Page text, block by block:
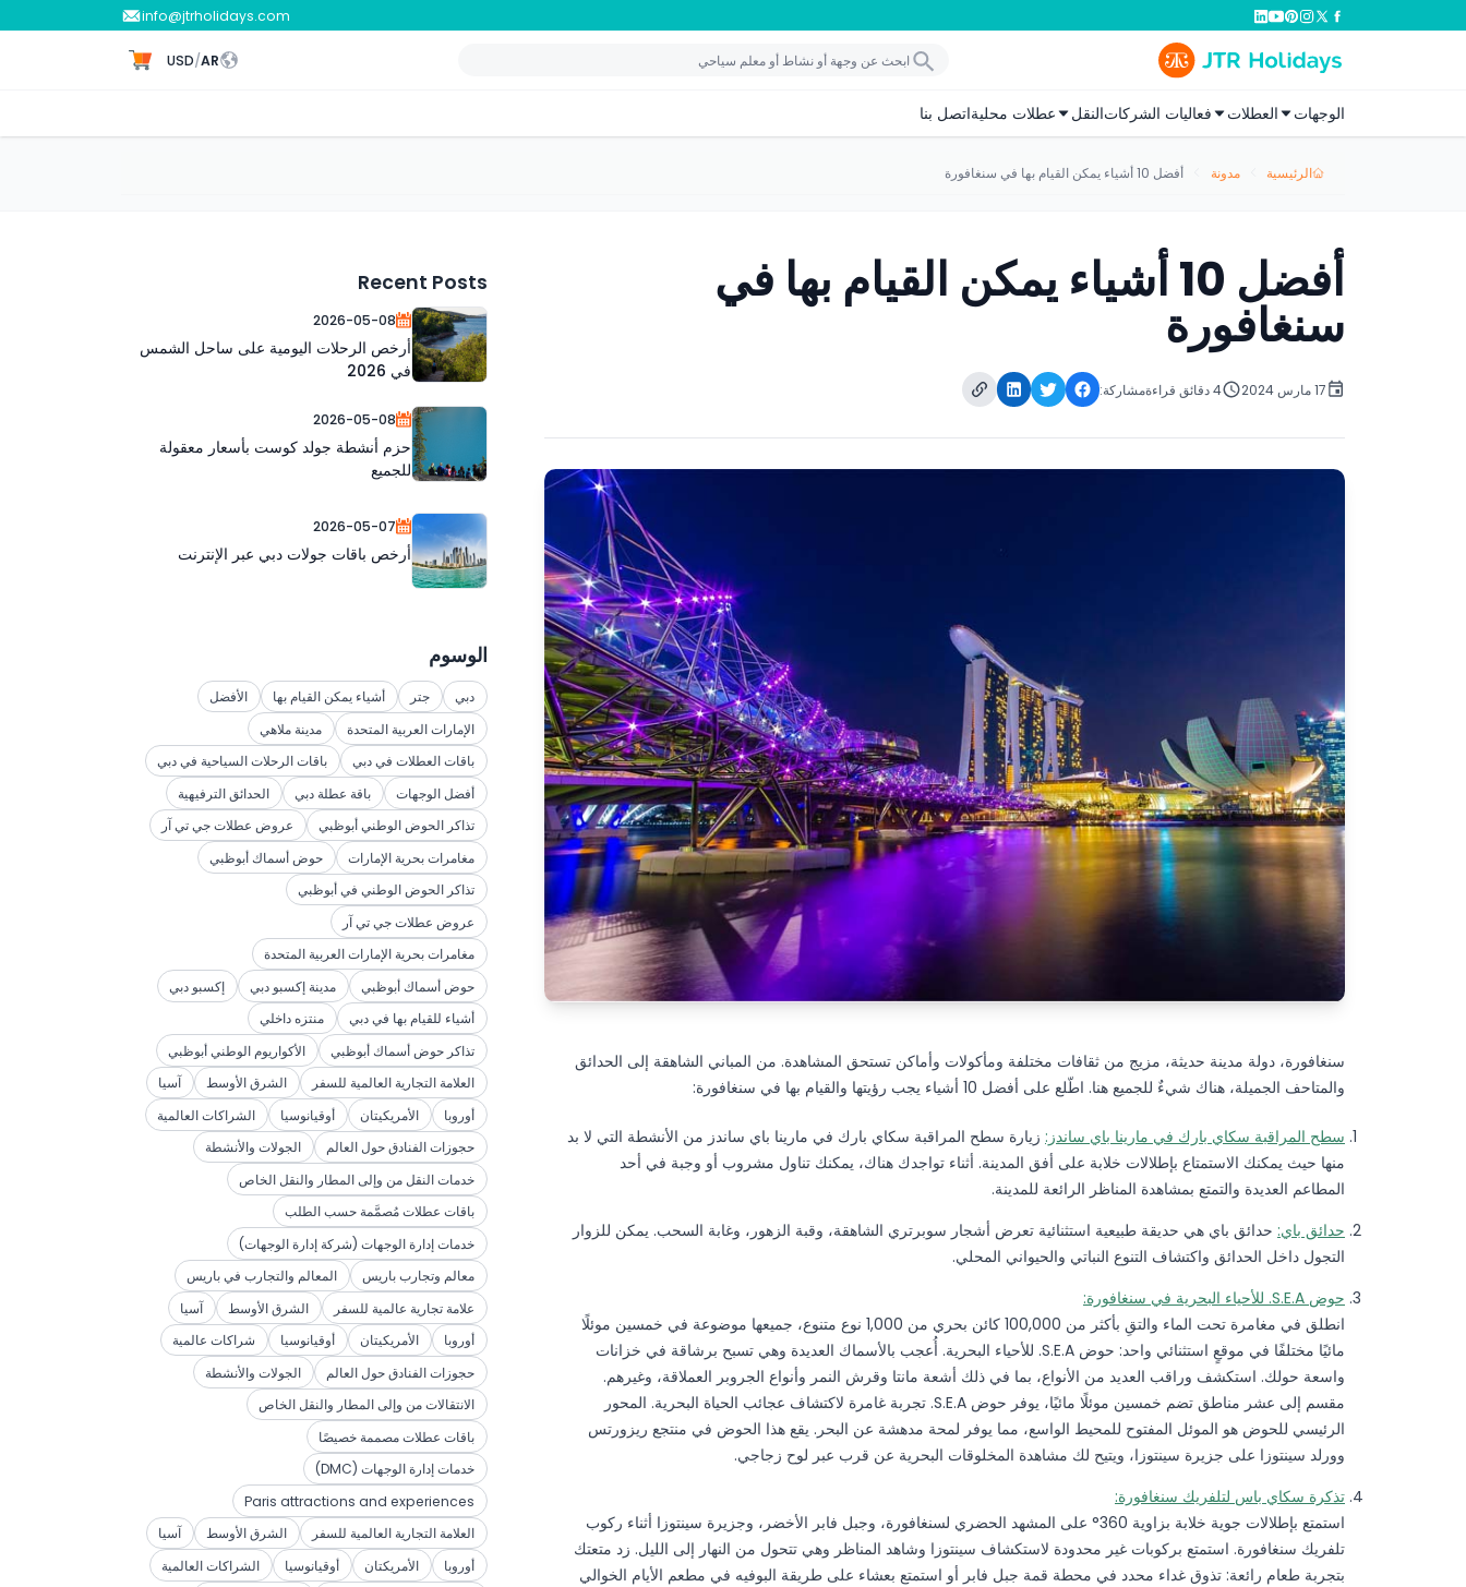
info@jtrholidays.com
AR
/
USD
الوجهات العطلات فعاليات الشركاتالنقل عطلات محليةاتصل بنا
الرئيسية مدونة أفضل 10 أشياء يمكن القيام بها في سنغافورة
أفضل 10 أشياء يمكن القيام بها في
سنغافورة
17 مارس 2024 4 دقائق قراءة مشاركة:
سنغافورة، دولة مدينة حديثة، مزيج من ثقافات مختلفة ومأكولات وأماكن تستحق المشاهدة. من المباني الشاهقة إلى الحدائق
والمتاحف الجميلة، هناك شيءٌ للجميع هنا. اطّلع على أفضل 10 أشياء يجب رؤيتها والقيام بها في سنغافورة:
سطح المراقبة سكاي بارك في مارينا باي ساندز: زيارة سطح المراقبة سكاي بارك في مارينا باي ساندز من الأنشطة التي لا بد
منها حيث يمكنك الاستمتاع بإطلالات خلابة على أفق المدينة. أثناء تواجدك هناك، يمكنك تناول مشروب أو وجبة في أحد
المطاعم العديدة والتمتع بمشاهدة المناظر الرائعة للمدينة.
حدائق باي: حدائق باي هي حديقة طبيعية استثنائية تعرض أشجار سوبرتري الشاهقة، وقبة الزهور، وغابة السحب. يمكن للزوار
التجول داخل الحدائق واكتشاف التنوع النباتي والحيواني المحلي.
حوض S.E.A. للأحياء البحرية في سنغافورة:
انطلق في مغامرة تحت الماء والتقِ بأكثر من 100,000 كائن بحري من 1,000 نوع متنوع، جميعها موضوعة في خمسين موئلًا
مائيًا مختلفًا في موقعٍ استثنائي واحد: حوض S.E.A. للأحياء البحرية. أُعجب بالأسماك العديدة وهي تسبح برشاقة في خزانات
واسعة حولك. استكشف وراقب العديد من الأنواع، بما في ذلك أشعة مانتا وقرش النمر وأنواع الجروبر العملاقة، وغيرهم.
مقسم إلى عشر مناطق تضم خمسين موئلًا مائيًا، يوفر حوض S.E.A. تجربة غامرة لاكتشاف عجائب الحياة البحرية. المحور
الرئيسي للحوض هو الموئل المفتوح للمحيط الواسع، مما يوفر لمحة مدهشة عن البحر. يقع هذا الحوض في منتجع ريزورتس
وورلد سينتوزا على جزيرة سينتوزا، ويتيح لك مشاهدة المخلوقات البحرية عن قرب عبر لوح زجاجي.
تذكرة سكاي باس لتلفريك سنغافورة:
استمتع بإطلالات جوية خلابة بزاوية 360° على المشهد الحضري لسنغافورة، وجبل فابر الأخضر، وجزيرة سينتوزا أثناء ركوب
تلفريك سنغافورة. استمتع بركوبات غير محدودة لاستكشاف سينتوزا وشاهد المناظر وهي تتحول من النهار إلى الليل. زد متعتك
بتجربة طعام رائعة: تذوق غداء محدد في محطة قمة جبل فابر أو استمتع بعشاء على طريقة البوفيه في مطعم الأيام الخوالي
Recent Posts
2026-05-08
أرخص الرحلات اليومية على ساحل الشمس
في 2026
2026-05-08
حزم أنشطة جولد كوست بأسعار معقولة
للجميع
2026-05-07
أرخص باقات جولات دبي عبر الإنترنت
الوسوم
دبي جتر أشياء يمكن القيام بها
الأفضل
الإمارات العربية المتحدة
مدينة ملاهي
باقات العطلات في دبي
باقات الرحلات السياحية في دبي
أفضل الوجهات
باقة عطلة دبي
الحدائق الترفيهية
تذاكر الحوض الوطني أبوظبي
عروض عطلات جي تي آر
مغامرات بحرية الإمارات
حوض أسماك أبوظبي
تذاكر الحوض الوطني في أبوظبي
عروض عطلات جي تي آر
مغامرات بحرية الإمارات العربية المتحدة
حوض أسماك أبوظبي
مدينة إكسبو دبي
إكسبو دبي
أشياء للقيام بها في دبي
منتزه داخلي
تذاكر حوض أسماك أبوظبي
الأكواريوم الوطني أبوظبي
العلامة التجارية العالمية للسفر
الشرق الأوسط
آسيا
أوروبا
الأمريكيتان أوقيانوسيا
الشراكات العالمية
حجوزات الفنادق حول العالم
الجولات والأنشطة
خدمات النقل من وإلى المطار والنقل الخاص
باقات عطلات مُصمَّمة حسب الطلب
خدمات إدارة الوجهات (شركة إدارة الوجهات)
معالم وتجارب باريس
المعالم والتجارب في باريس
علامة تجارية عالمية للسفر
الشرق الأوسط
آسيا
أوروبا
الأمريكيتان أوقيانوسيا
شراكات عالمية
حجوزات الفنادق حول العالم
الجولات والأنشطة
الانتقالات من وإلى المطار والنقل الخاص
باقات عطلات مصممة خصيصًا
خدمات إدارة الوجهات (DMC)
Paris attractions and experiences
العلامة التجارية العالمية للسفر
الشرق الأوسط
آسيا
أوروبا
الأمريكتان أوقيانوسيا
الشراكات العالمية